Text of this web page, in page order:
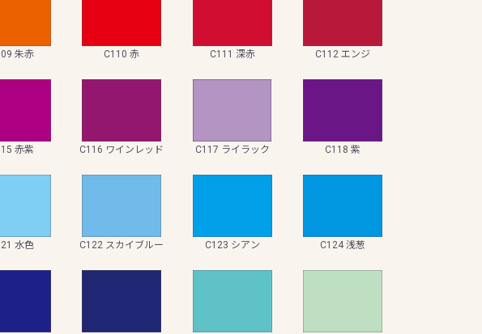
朱赤 C110 赤 C111 深赤 C112 エンジ
赤紫 C116 ワインレッド C117 ライラック C118 紫
水色 C122 スカイブルー C123 シアン C124 浅葱